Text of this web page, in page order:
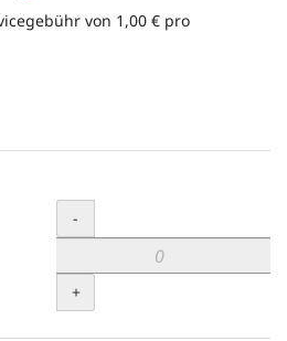
von 1,00 € pro
Menge
-
+